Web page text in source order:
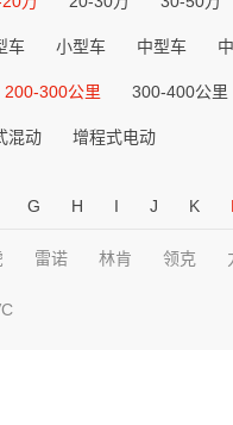
车 小型车 中型车
200-300公里 300-400公里
混动 增程式电动
G H I J K L
雷诺 林肯 领克